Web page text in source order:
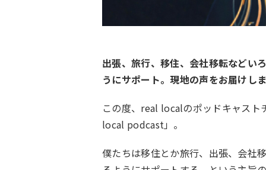
出張、旅行、移住、会社移転などい
うにサポート。現地の声をお届けし
この度、real localのポッドキャスト
local podcast」。
僕たちは移住とか旅行、出張、会社